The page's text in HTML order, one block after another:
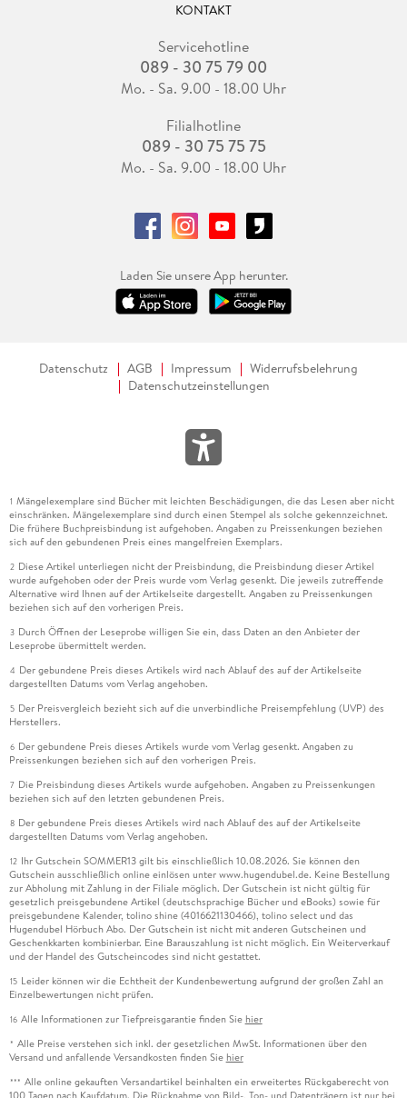
KONTAKT
Servicehotline
089 - 30 75 79 00
Mo. - Sa. 9.00 - 18.00 Uhr
Filialhotline
089 - 30 75 75 75
Mo. - Sa. 9.00 - 18.00 Uhr
Laden Sie unsere App herunter.
Datenschutz AGB Impressum
Widerrufsbelehrung
Datenschutzeinstellungen
1 Mängelexemplare sind Bücher mit leichten Beschädigungen, die das Lesen aber nicht
einschränken. Mängelexemplare sind durch einen Stempel als solche gekennzeichnet.
Die frühere Buchpreisbindung ist aufgehoben. Angaben zu Preissenkungen beziehen
sich auf den gebundenen Preis eines mangelfreien Exemplars.
2 Diese Artikel unterliegen nicht der Preisbindung, die Preisbindung dieser Artikel
wurde aufgehoben oder der Preis wurde vom Verlag gesenkt. Die jeweils zutreffende
Alternative wird Ihnen auf der Artikelseite dargestellt. Angaben zu Preissenkungen
beziehen sich auf den vorherigen Preis.
3 Durch Öffnen der Leseprobe willigen Sie ein, dass Daten an den Anbieter der
Leseprobe übermittelt werden.
4 Der gebundene Preis dieses Artikels wird nach Ablauf des auf der Artikelseite
dargestellten Datums vom Verlag angehoben.
5 Der Preisvergleich bezieht sich auf die unverbindliche Preisempfehlung (UVP) des
Herstellers.
6 Der gebundene Preis dieses Artikels wurde vom Verlag gesenkt. Angaben zu
Preissenkungen beziehen sich auf den vorherigen Preis.
7 Die Preisbindung dieses Artikels wurde aufgehoben. Angaben zu Preissenkungen
beziehen sich auf den letzten gebundenen Preis.
8 Der gebundene Preis dieses Artikels wird nach Ablauf des auf der Artikelseite
dargestellten Datums vom Verlag angehoben.
12 Ihr Gutschein SOMMER13 gilt bis einschließlich 10.08.2026. Sie können den
Gutschein ausschließlich online einlösen unter www.hugendubel.de. Keine Bestellung
zur Abholung mit Zahlung in der Filiale möglich. Der Gutschein ist nicht gültig für
gesetzlich preisgebundene Artikel (deutschsprachige Bücher und eBooks) sowie für
preisgebundene Kalender, tolino shine (4016621130466), tolino select und das
Hugendubel Hörbuch Abo. Der Gutschein ist nicht mit anderen Gutscheinen und
Geschenkkarten kombinierbar. Eine Barauszahlung ist nicht möglich. Ein Weiterverkauf
und der Handel des Gutscheincodes sind nicht gestattet.
15 Leider können wir die Echtheit der Kundenbewertung aufgrund der großen Zahl an
Einzelbewertungen nicht prüfen.
16 Alle Informationen zur Tiefpreisgarantie finden Sie hier
* Alle Preise verstehen sich inkl. der gesetzlichen MwSt. Informationen über den
Versand und anfallende Versandkosten finden Sie hier
*** Alle online gekauften Versandartikel beinhalten ein erweitertes Rückgaberecht von